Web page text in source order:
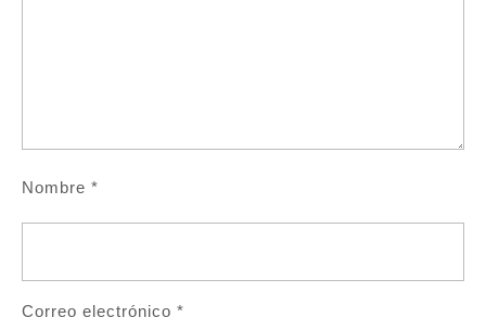
Nombre *
Correo electrónico *